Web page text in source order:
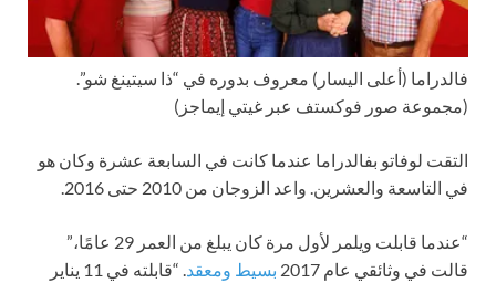
فالدراما (أعلى اليسار) معروف بدوره في “ذا سيتينغ شو”.
(مجموعة صور فوكستف عبر غيتي إيماجز)
التقت لوفاتو بفالدراما عندما كانت في السابعة عشرة وكان هو
في التاسعة والعشرين. واعد الزوجان من 2010 حتى 2016.
“عندما قابلت ويلمر لأول مرة كان يبلغ من العمر 29 عامًا،”
قالت في وثائقي عام 2017
بسيط ومعقد
. “قابلته في 11 يناير